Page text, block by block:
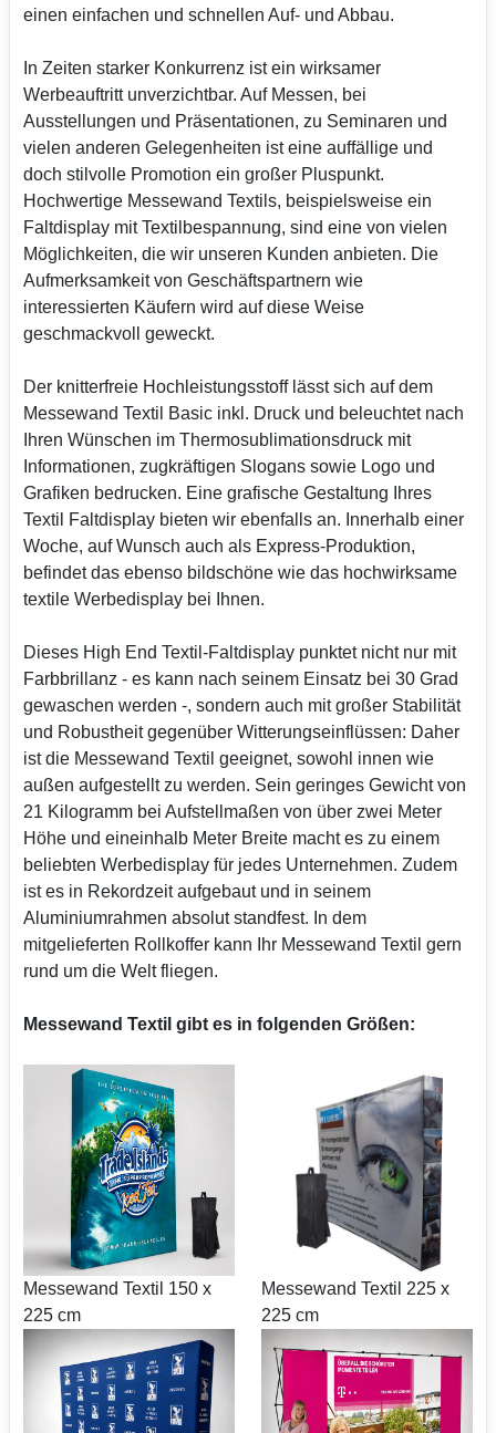
einen einfachen und schnellen Auf- und Abbau.
In Zeiten starker Konkurrenz ist ein wirksamer
Werbeauftritt unverzichtbar. Auf Messen, bei
Ausstellungen und Präsentationen, zu Seminaren und
vielen anderen Gelegenheiten ist eine auffällige und
doch stilvolle Promotion ein großer Pluspunkt.
Hochwertige Messewand Textils, beispielsweise ein
Faltdisplay mit Textilbespannung, sind eine von vielen
Möglichkeiten, die wir unseren Kunden anbieten. Die
Aufmerksamkeit von Geschäftspartnern wie
interessierten Käufern wird auf diese Weise
geschmackvoll geweckt.
Der knitterfreie Hochleistungsstoff lässt sich auf dem
Messewand Textil Basic inkl. Druck und beleuchtet nach
Ihren Wünschen im Thermosublimationsdruck mit
Informationen, zugkräftigen Slogans sowie Logo und
Grafiken bedrucken. Eine grafische Gestaltung Ihres
Textil Faltdisplay bieten wir ebenfalls an. Innerhalb einer
Woche, auf Wunsch auch als Express-Produktion,
befindet das ebenso bildschöne wie das hochwirksame
textile Werbedisplay bei Ihnen.
Dieses High End Textil-Faltdisplay punktet nicht nur mit
Farbbrillanz - es kann nach seinem Einsatz bei 30 Grad
gewaschen werden -, sondern auch mit großer Stabilität
und Robustheit gegenüber Witterungseinflüssen: Daher
ist die Messewand Textil geeignet, sowohl innen wie
außen aufgestellt zu werden. Sein geringes Gewicht von
21 Kilogramm bei Aufstellmaßen von über zwei Meter
Höhe und eineinhalb Meter Breite macht es zu einem
beliebten Werbedisplay für jedes Unternehmen. Zudem
ist es in Rekordzeit aufgebaut und in seinem
Aluminiumrahmen absolut standfest. In dem
mitgelieferten Rollkoffer kann Ihr Messewand Textil gern
rund um die Welt fliegen.
Messewand Textil gibt es in folgenden Größen:
Messewand Textil 150 x
225 cm
Messewand Textil 225 x
225 cm